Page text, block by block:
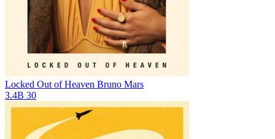
Locked Out of Heaven Bruno Mars
3.4B 30